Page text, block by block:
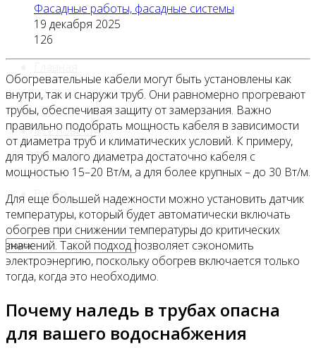
Все новости
Видео
Фасадные работы, фасадные системы
19 декабря 2025
126
Обогревательные кабели могут быть установлены как
внутри, так и снаружи труб. Они равномерно прогревают
трубы, обеспечивая защиту от замерзания. Важно
правильно подобрать мощность кабеля в зависимости
от диаметра труб и климатических условий. К примеру,
для труб малого диаметра достаточно кабеля с
мощностью 15–20 Вт/м, а для более крупных – до 30 Вт/м.
Для еще большей надежности можно установить датчик
температуры, который будет автоматически включать
обогрев при снижении температуры до критических
значений. Такой подход позволяет сэкономить
электроэнергию, поскольку обогрев включается только
тогда, когда это необходимо.
Почему наледь в трубах опасна
для вашего водоснабжения